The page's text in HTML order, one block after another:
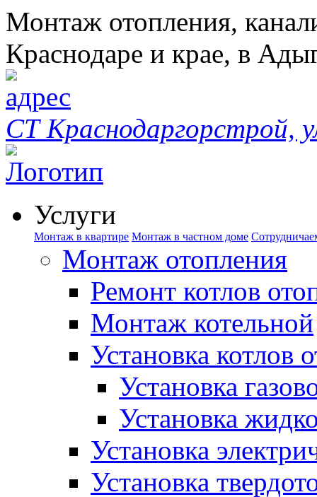
Монтаж отопления,
Краснодаре и крае, в
СТ Краснодаргорстрой,
Услуги
Монтаж в квартире Монтаж в частном доме
Монтаж отопления
Ремонт котлов
Монтаж котельной
Установка котлов
Установка
Установка
Установка
Установка